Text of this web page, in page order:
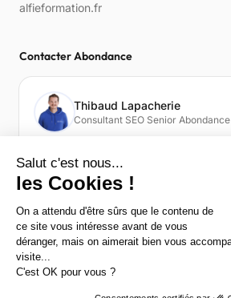
alfieformation.fr
Contacter Abondance
Thibaud Lapacherie
Consultant SEO Senior Abondance
Abondance.